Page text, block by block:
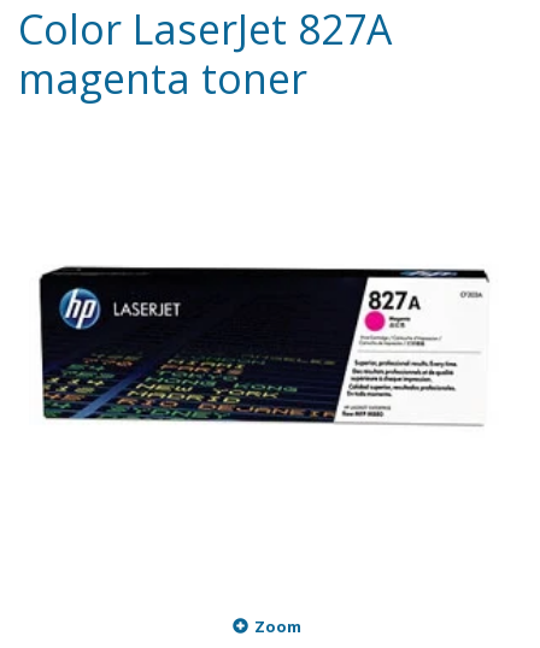
Color LaserJet 827A
magenta toner
Zoom